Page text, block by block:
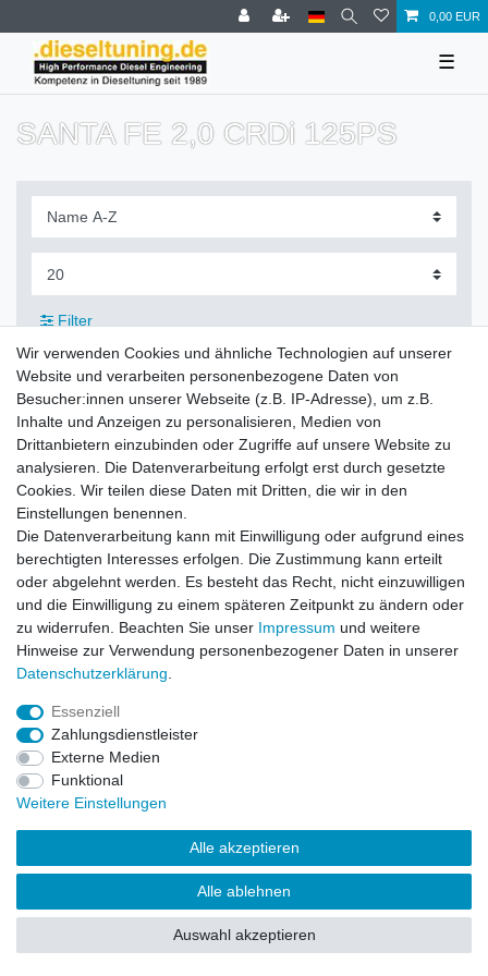
0,00 EUR
☰
SANTA FE 2,0 CRDi 125PS
Filter
Zahlung und Versand
Daten­schutz­erklärung
Barrierefreiheitserklärung Widerrufs­recht
Vertrag widerrufen
© Copyright 2026 | Alle Rechte vorbehalten.
Wir verwenden Cookies und ähnliche Technologien auf unserer
Website und verarbeiten personenbezogene Daten von
Besucher:innen unserer Webseite (z.B. IP-Adresse), um z.B.
Inhalte und Anzeigen zu personalisieren, Medien von
Drittanbietern einzubinden oder Zugriffe auf unsere Website zu
analysieren. Die Datenverarbeitung erfolgt erst durch gesetzte
Cookies. Wir teilen diese Daten mit Dritten, die wir in den
Einstellungen benennen.
Die Datenverarbeitung kann mit Einwilligung oder aufgrund eines
berechtigten Interesses erfolgen. Die Zustimmung kann erteilt
oder abgelehnt werden. Es besteht das Recht, nicht einzuwilligen
und die Einwilligung zu einem späteren Zeitpunkt zu ändern oder
zu widerrufen. Beachten Sie unser Impressum und weitere
Hinweise zur Verwendung personenbezogener Daten in unserer
Daten­schutz­erklärung
Essenziell
Zahlungsdienstleister
Externe Medien
Funktional
Weitere Einstellungen
Alle akzeptieren
Alle ablehnen
Auswahl akzeptieren